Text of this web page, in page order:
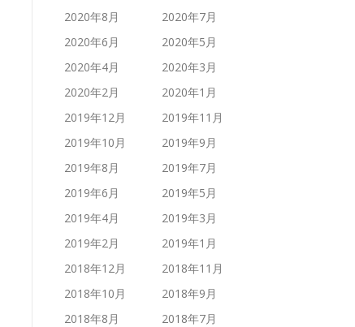
2020年8月
2020年7月
2020年6月
2020年5月
2020年4月
2020年3月
2020年2月
2020年1月
2019年12月
2019年11月
2019年10月
2019年9月
2019年8月
2019年7月
2019年6月
2019年5月
2019年4月
2019年3月
2019年2月
2019年1月
2018年12月
2018年11月
2018年10月
2018年9月
2018年8月
2018年7月